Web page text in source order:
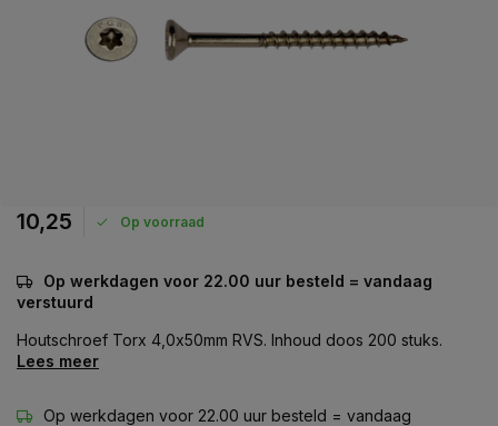
10,25 Op voorraad
Op werkdagen voor 22.00 uur besteld = vandaag
verstuurd
Houtschroef Torx 4,0x50mm RVS. Inhoud doos 200 stuks.
Lees meer
Op werkdagen voor 22.00 uur besteld = vandaag